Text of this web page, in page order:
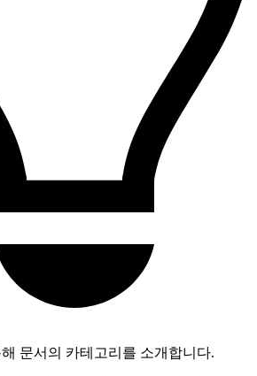
문서의 카테고리를 소개합니다.